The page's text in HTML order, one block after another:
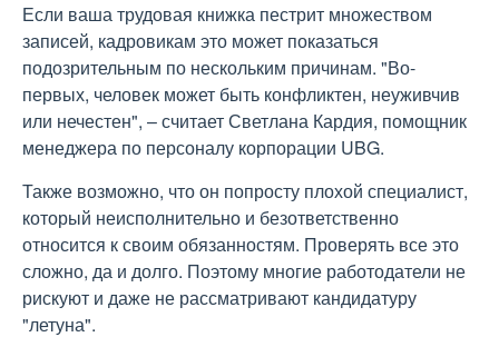
Если ваша трудовая книжка пестрит множеством
записей, кадровикам это может показаться
подозрительным по нескольким причинам. "Во-
первых, человек может быть конфликтен, неуживчив
или нечестен", – считает Светлана Кардия, помощник
менеджера по персоналу корпорации UBG.
Также возможно, что он попросту плохой специалист,
который неисполнительно и безответственно
относится к своим обязанностям. Проверять все это
сложно, да и долго. Поэтому многие работодатели не
рискуют и даже не рассматривают кандидатуру
"летуна".